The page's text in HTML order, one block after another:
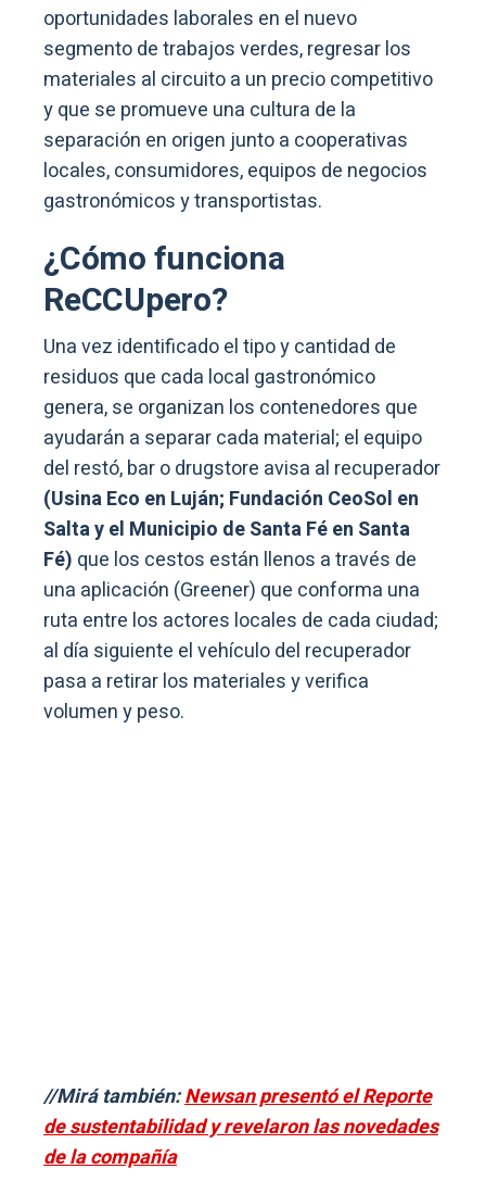
oportunidades laborales en el nuevo
segmento de trabajos verdes, regresar los
materiales al circuito a un precio competitivo
y que se promueve una cultura de la
separación en origen junto a cooperativas
locales, consumidores, equipos de negocios
gastronómicos y transportistas.
¿Cómo funciona
ReCCUpero?
Una vez identificado el tipo y cantidad de
residuos que cada local gastronómico
genera, se organizan los contenedores que
ayudarán a separar cada material; el equipo
del restó, bar o drugstore avisa al recuperador
(Usina Eco en Luján; Fundación CeoSol en
Salta y el Municipio de Santa Fé en Santa
Fé) que los cestos están llenos a través de
una aplicación (Greener) que conforma una
ruta entre los actores locales de cada ciudad;
al día siguiente el vehículo del recuperador
pasa a retirar los materiales y verifica
volumen y peso.
//Mirá también:Newsan presentó el Reporte
de sustentabilidad y revelaron las novedades
de la compañía